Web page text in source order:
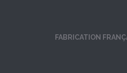
FABRICATION